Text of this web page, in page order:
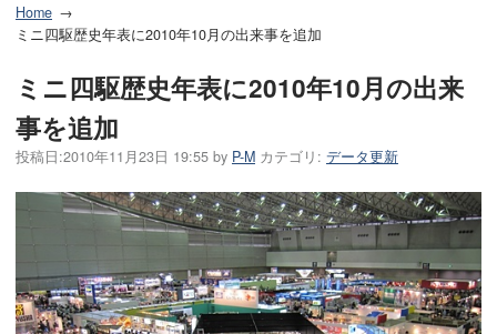
Home
ミニ四駆歴史年表に2010年10月の出来事を追加
ミニ四駆歴史年表に2010年10月の出来
事を追加
投稿日:2010年11月23日 19:55 by P-M カテゴリ: データ更新